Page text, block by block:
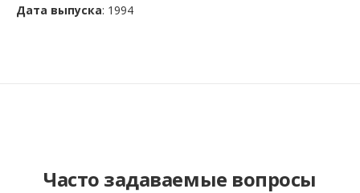
Дата выпуска: 1994
Часто задаваемые вопросы